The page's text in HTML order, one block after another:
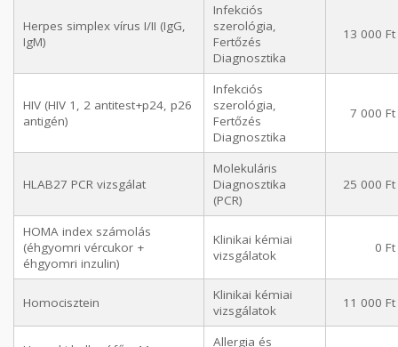
Herpes simplex vírus I/II (IgG,
IgM)
Infekciós
szerológia,
Fertőzés
Diagnosztika
13 000 Ft
HIV (HIV 1, 2 antitest+p24, p26
antigén)
Infekciós
szerológia,
Fertőzés
Diagnosztika
7 000 Ft
HLAB27 PCR vizsgálat
Molekuláris
Diagnosztika
(PCR)
25 000 Ft
HOMA index számolás
(éhgyomri vércukor +
éhgyomri inzulin)
Klinikai kémiai
vizsgálatok
0 Ft
Homocisztein
Klinikai kémiai
vizsgálatok
11 000 Ft
Allergia és